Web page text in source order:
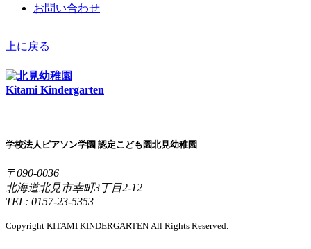
お問い合わせ
上に戻る
Kitami Kindergarten
学校法人ピアソン学園 認定こども園北見幼稚園
〒090-0036
北海道北見市幸町3丁目2-12
TEL: 0157-23-5353
Copyright KITAMI KINDERGARTEN All Rights Reserved.